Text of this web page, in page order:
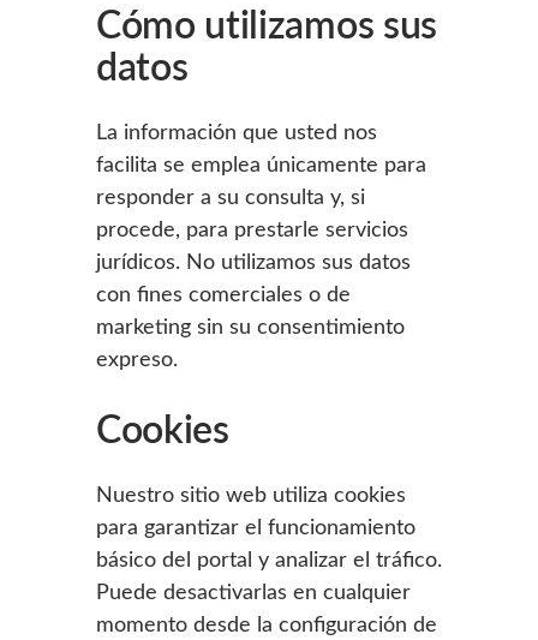
Cómo utilizamos sus
datos
La información que usted nos
facilita se emplea únicamente para
responder a su consulta y, si
procede, para prestarle servicios
jurídicos. No utilizamos sus datos
con fines comerciales o de
marketing sin su consentimiento
expreso.
Cookies
Nuestro sitio web utiliza cookies
para garantizar el funcionamiento
básico del portal y analizar el tráfico.
Puede desactivarlas en cualquier
momento desde la configuración de